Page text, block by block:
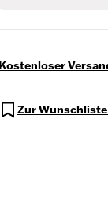
Kostenloser
Zur